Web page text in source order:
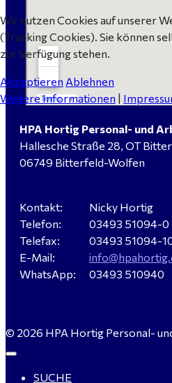
HPA Hortig Personal- und
Hallesche Straße 28, OT
06749 Bitterfeld-Wolfen
Kontakt:
Telefon:
Telefax:
E-Mail:
WhatsApp:
Nicky Hortig
03493 51094-0
03493 51094-
03493 510940
© 2026 HPA Hortig Personal-
SUCHE
Wir nutzen Cookies auf unserer
(Tracking Cookies). Sie können
zur Verfügung stehen.
Akzeptieren Ablehnen
Weitere Informationen |